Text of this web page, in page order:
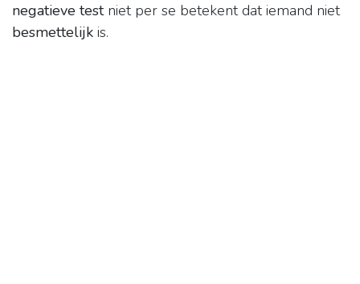
negatieve testniet per se betekent dat iemand niet
besmettelijk is.